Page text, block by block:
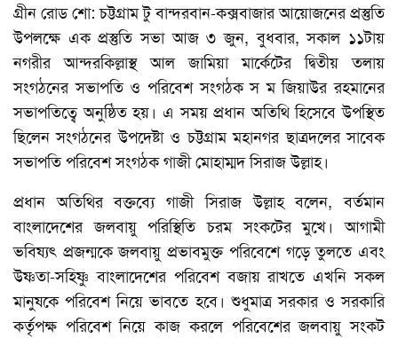
গ্রীন রোড শো: চট্টগ্রাম টু বান্দরবান-কক্সবাজার আয়োজনের প্রস্তুতি
উপলক্ষে এক প্রস্তুতি সভা আজ ৩ জুন, বুধবার, সকাল ১১টায়
নগরীর আন্দরকিল্লাস্থ আল জামিয়া মার্কেটের দ্বিতীয় তলায়
সংগঠনের সভাপতি ও পরিবেশ সংগঠক স ম জিয়াউর রহমানের
সভাপতিত্বে অনুষ্ঠিত হয়। এ সময় প্রধান অতিথি হিসেবে উপস্থিত
ছিলেন সংগঠনের উপদেষ্টা ও চট্টগ্রাম মহানগর ছাত্রদলের সাবেক
সভাপতি পরিবেশ সংগঠক গাজী মোহাম্মদ সিরাজ উল্লাহ।
প্রধান অতিথির বক্তব্যে গাজী সিরাজ উল্লাহ বলেন, বর্তমান
বাংলাদেশের জলবায়ু পরিস্থিতি চরম সংকটের মুখে। আগামী
ভবিষ্যৎ প্রজন্মকে জলবায়ু প্রভাবমুক্ত পরিবেশে গড়ে তুলতে এবং
উষ্ণতা-সহিষ্ণু বাংলাদেশের পরিবেশ বজায় রাখতে এখনি সকল
মানুষকে পরিবেশ নিয়ে ভাবতে হবে। শুধুমাত্র সরকার ও সরকারি
কর্তৃপক্ষ পরিবেশ নিয়ে কাজ করলে পরিবেশের জলবায়ু সংকট